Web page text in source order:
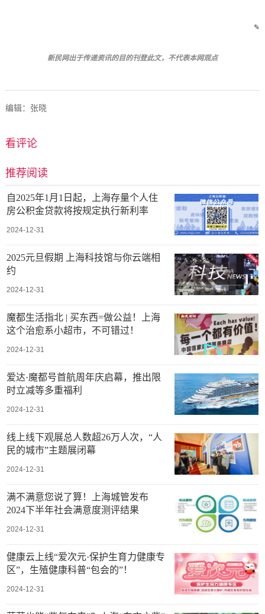
✎
新民网出于传递资讯的目的刊登此文，不代表本网观点
编辑：张晓
看评论
推荐阅读
自2025年1月1日起，上海存量个人住
房公积金贷款将按规定执行新利率
2024-12-31
2025元旦假期 上海科技馆与你云端相
约
2024-12-31
魔都生活指北 | 买东西=做公益！上海
这个治愈系小超市，不可错过！
2024-12-31
爱达·魔都号首航周年庆启幕，推出限
时立减等多重福利
2024-12-31
线上线下观展总人数超26万人次，“人
民的城市”主题展闭幕
2024-12-31
满不满意您说了算！上海城管发布
2024下半年社会满意度测评结果
2024-12-31
健康云上线“爱次元·保护生育力健康专
区”，生殖健康科普“包会的”！
2024-12-31